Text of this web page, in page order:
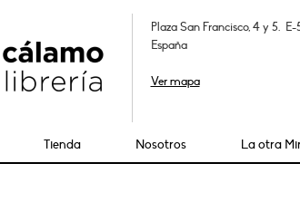
Plaza San Francisco, 4 y 5.
España
Ver mapa
Tienda Nosotros La otra